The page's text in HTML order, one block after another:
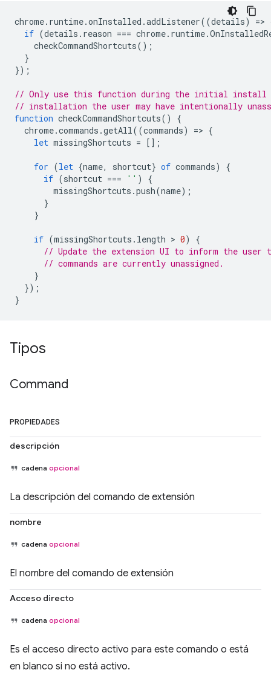
chrome. runtime.onInstalled .addListener((details) =>
if (details . reason === chrome. runtime.
checkCommandShortcuts();
}
});
// Only use this function during the initial install
// installation the user may have intentionally
function checkCommandShortcuts()
{
chrome.commands .getAll((commands) => {
let missingShortcuts = [];
for (let {name, shortcut} of commands)
{
if (shortcut === '' )
{
missingShortcuts .push(name);
}
}
if (missingShortcuts . length > 0)
{
// Update the extension UI to inform the user
// commands are currently unassigned.
}
});
}
Tipos
Command
PROPIEDADES
descripción
cadena opcional
La descripción del comando de extensión
nombre
cadena opcional
El nombre del comando de extensión
Acceso directo
cadena opcional
Es el acceso directo activo para este comando o está
en blanco si no está activo.